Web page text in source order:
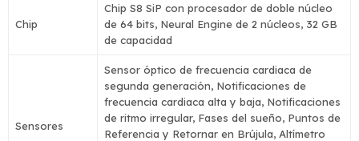
Chip
Chip S8 SiP con procesador de doble núcleo
de 64 bits, Neural Engine de 2 núcleos, 32 GB
de capacidad
Sensores
Sensor óptico de frecuencia cardiaca de
segunda generación, Notificaciones de
frecuencia cardiaca alta y baja, Notificaciones
de ritmo irregular, Fases del sueño, Puntos de
Referencia y Retornar en Brújula, Altímetro